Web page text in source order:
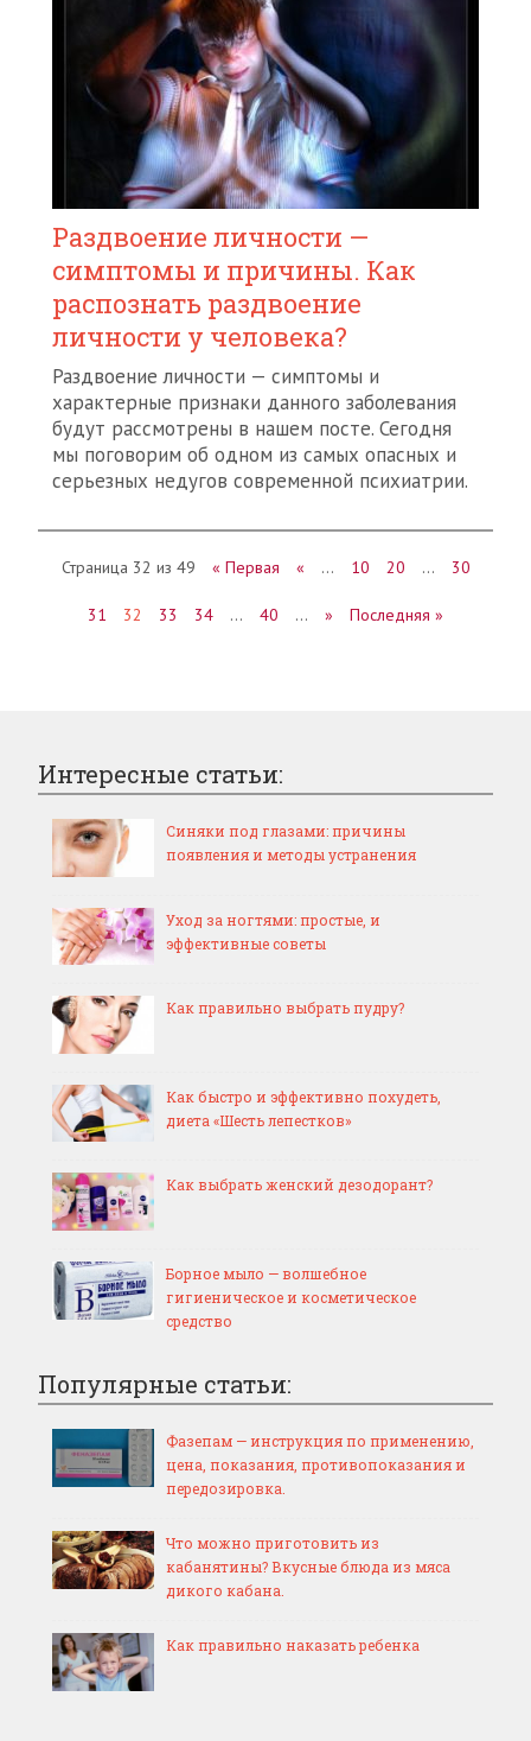
Раздвоение личности —
симптомы и причины. Как
распознать раздвоение
личности у человека?
Раздвоение личности — симптомы и
характерные признаки данного заболевания
будут рассмотрены в нашем посте. Сегодня
мы поговорим об одном из самых опасных и
серьезных недугов современной психиатрии.
Страница 32 из 49 « Первая « … 10 20 … 30
31 32 33 34 … 40 … » Последняя »
Интересные статьи:
Синяки под глазами: причины
появления и методы устранения
Уход за ногтями: простые, и
эффективные советы
Как правильно выбрать пудру?
Как быстро и эффективно похудеть,
диета «Шесть лепестков»
Как выбрать женский дезодорант?
Борное мыло — волшебное
гигиеническое и косметическое
средство
Популярные статьи:
Фазепам — инструкция по применению,
цена, показания, противопоказания и
передозировка.
Что можно приготовить из
кабанятины? Вкусные блюда из мяса
дикого кабана.
Как правильно наказать ребенка